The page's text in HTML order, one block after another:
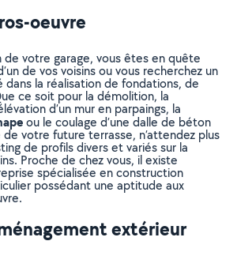
oeuvre
de votre garage, vous êtes en quête
de vos voisins ou vous recherchez un
la réalisation de fondations, de
ce soit pour la démolition, la
d’un mur en parpaings, la
ou le coulage d’une dalle de béton
votre future terrasse, n’attendez plus
de profils divers et variés sur la
Proche de chez vous, il existe
spécialisée en construction
possédant une aptitude aux
extérieur